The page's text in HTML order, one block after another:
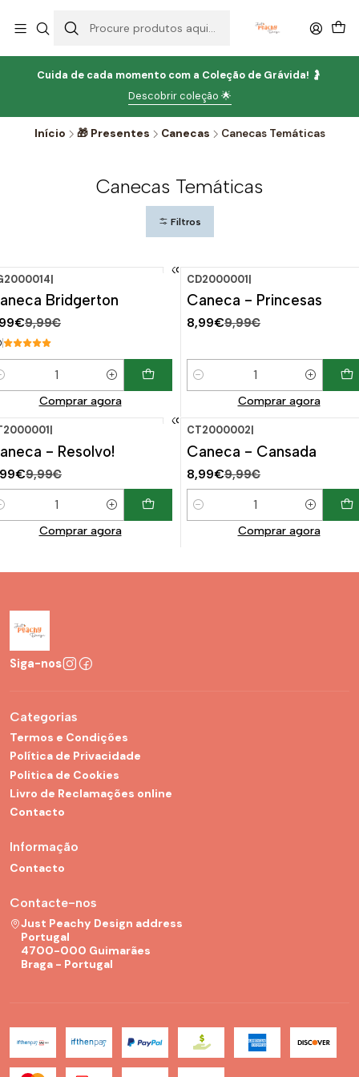
Cuida de cada momento com a Coleção de Grávida! 🤰
Descobrir coleção 🌟
Início 🎁 Presentes Canecas Canecas Temáticas
Canecas Temáticas
Filtros
DESCONTO
|
Bridgerton
9,99€
Comprar agora
DESCONTO
CD2000001|
Caneca - Princesas
8,99€9,99€
Quantidade
Comprar agora
DESCONTO
|
- Resolvo!
9,99€
Comprar agora
DESCONTO
CT2000002|
Caneca - Cansada
8,99€9,99€
Quantidade
Comprar agora
Siga-nos
Categorias
Termos e Condições
Política de Privacidade
Politica de Cookies
Livro de Reclamações online
Contacto
Informação
Contacto
Contacte-nos
Just Peachy Design address
Portugal
4700-000 Guimarães
Braga - Portugal